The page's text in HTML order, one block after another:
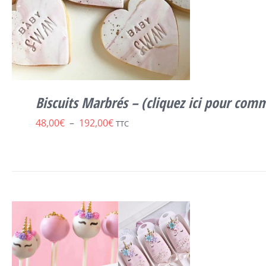
PRODUIT
PRODUIT
A
PLUSIEURS
VARIATIONS.
LES
Biscuits Marbrés – (cliquez ici pour
48,00€ – 192,00€Plage
à
192,00€
TTC